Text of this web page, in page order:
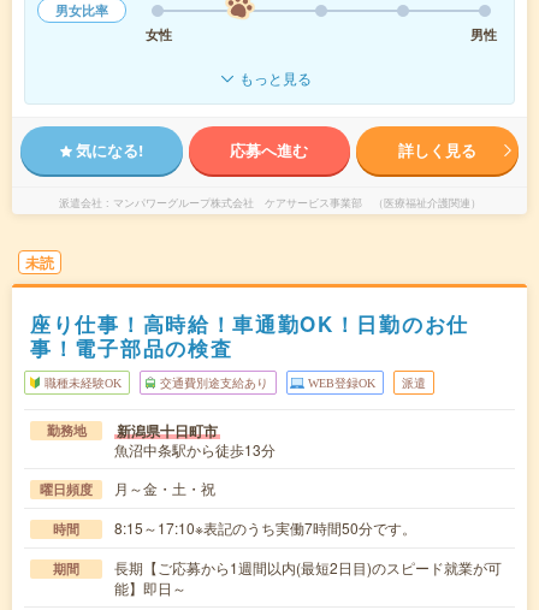
男女比率
女性
男性
もっと見る
気になる! 応募へ進む 詳しく見る
派遣会社 マンパワーグループ株式会社 ケアサービス事業部 （医療福祉介護関連）
未読
座り仕事！高時給！車通勤OK！日勤のお仕
事！電子部品の検査
職種未経験OK 交通費別途支給あり WEB登録OK 派遣
勤務地 新潟県十日町市
魚沼中条駅から徒歩13分
曜日頻度 月～金・土・祝
時間 8:15～17:10※表記のうち実働7時間50分です。
期間
長期【ご応募から1週間以内(最短2日目)のスピード就業が可
能】即日～